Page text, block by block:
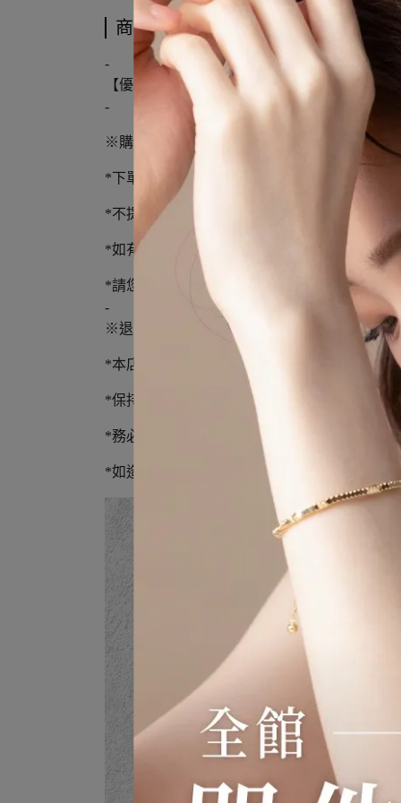
商品介紹
-
【優尼聖運動聯盟】
-
※購物須知※
*下單前請先詢問庫存，下單後3-5個工作天到
*不提供外島宅配服務
*如有溢膠、編織顏色不同、新品氣味不屬瑕
*請您確認購買再下單，避免浪費資源
-
※退貨須知※
*本店僅供退貨，且恕不再提供原優惠
*保持商品、包裝(鞋盒)完整
*務必使用外包裝密封再寄出
*如造成商品損毀且不可恢復狀態，恕無法辦